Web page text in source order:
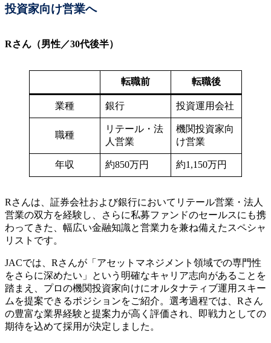
投資家向け営業へ
Rさん（男性／30代後半）
転職前 転職後
業種 銀行 投資運用会社
職種
リテール・法
人営業
機関投資家向
け営業
年収 約850万円 約1,150万円
Rさんは、証券会社および銀行においてリテール営業・法人
営業の双方を経験し、さらに私募ファンドのセールスにも携
わってきた、幅広い金融知識と営業力を兼ね備えたスペシャ
リストです。
JACでは、Rさんが「アセットマネジメント領域での専門性
をさらに深めたい」という明確なキャリア志向があることを
踏まえ、プロの機関投資家向けにオルタナティブ運用スキー
ムを提案できるポジションをご紹介。選考過程では、Rさん
の豊富な業界経験と提案力が高く評価され、即戦力としての
期待を込めて採用が決定しました。